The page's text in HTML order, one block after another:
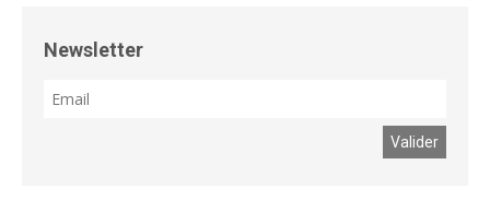
Newsletter